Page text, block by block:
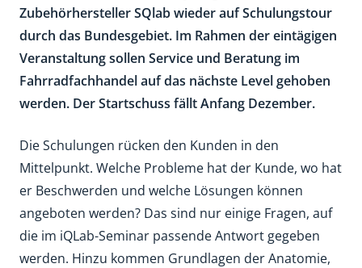
Zubehörhersteller SQlab wieder auf Schulungstour
durch das Bundesgebiet. Im Rahmen der eintägigen
Veranstaltung sollen Service und Beratung im
Fahrradfachhandel auf das nächste Level gehoben
werden. Der Startschuss fällt Anfang Dezember.
Die Schulungen rücken den Kunden in den
Mittelpunkt. Welche Probleme hat der Kunde, wo hat
er Beschwerden und welche Lösungen können
angeboten werden? Das sind nur einige Fragen, auf
die im iQLab-Seminar passende Antwort gegeben
werden. Hinzu kommen Grundlagen der Anatomie,